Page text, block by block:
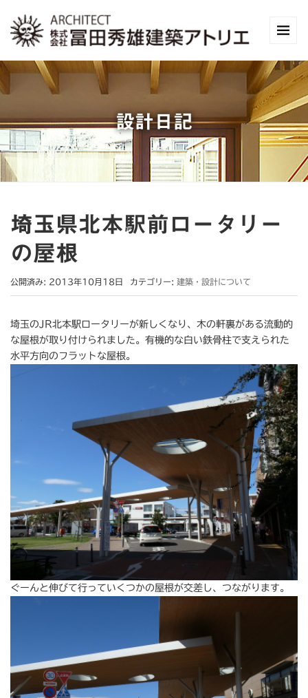
設計日記
埼玉県北本駅前ロータリー
の屋根
公開済み: 2013年10月18日 カテゴリー: 建築・設計について
埼玉のJR北本駅ロータリーが新しくなり、木の軒裏がある流動的
な屋根が取り付けられました。有機的な白い鉄骨柱で支えられた
水平方向のフラットな屋根。
ぐーんと伸びて行っていくつかの屋根が交差し、つながります。